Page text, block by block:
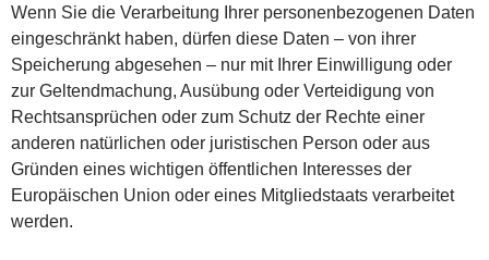
Wenn Sie die Verarbeitung Ihrer personenbezogenen Daten
eingeschränkt haben, dürfen diese Daten – von ihrer
Speicherung abgesehen – nur mit Ihrer Einwilligung oder
zur Geltendmachung, Ausübung oder Verteidigung von
Rechtsansprüchen oder zum Schutz der Rechte einer
anderen natürlichen oder juristischen Person oder aus
Gründen eines wichtigen öffentlichen Interesses der
Europäischen Union oder eines Mitgliedstaats verarbeitet
werden.